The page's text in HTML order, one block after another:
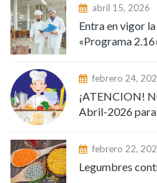
abril 15, 2026
Entra en vigor
«Programa
febrero 24,
¡ATENCION!
Abril-2026 para
febrero 22,
Legumbres